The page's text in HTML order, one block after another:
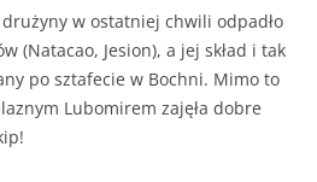
w ostatniej chwili odpadło
(Natacao, Jesion), a jej skład i tak
po sztafecie w Bochni. Mimo to
Lubomirem zajęła dobre